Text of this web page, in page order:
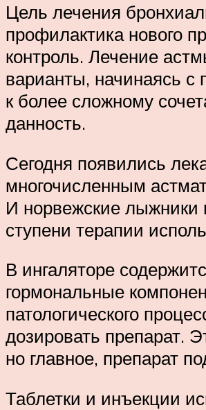
Цель лечения
профилактика нового
контроль. Лечение
варианты, начинаясь с
к более сложному
данность.
Сегодня появились
многочисленным
И норвежские лыжники
ступени терапии
В ингаляторе
гормональные
патологического
дозировать препарат.
но главное, препарат
Таблетки и инъекции